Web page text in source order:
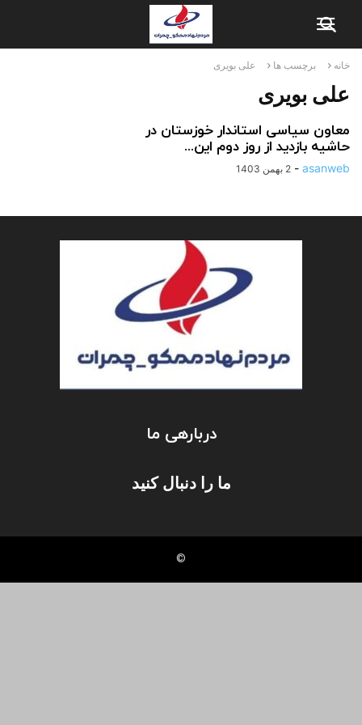
خانه برچسب ها علی بویری
علی بویری
معاون سیاسی استاندار خوزستان در
حاشیه بازدید از روز دوم این...
asanweb
- 2 بهمن 1403
دربارهی ما
ما را دنبال کنید
©